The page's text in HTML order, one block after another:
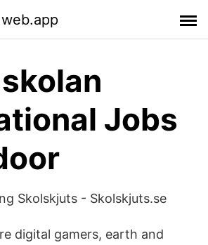
Jobs
Skolskjuts - Skolskjuts.se
digital gamers, earth and